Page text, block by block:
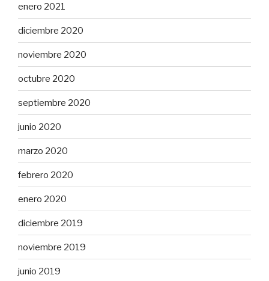
enero 2021
diciembre 2020
noviembre 2020
octubre 2020
septiembre 2020
junio 2020
marzo 2020
febrero 2020
enero 2020
diciembre 2019
noviembre 2019
junio 2019